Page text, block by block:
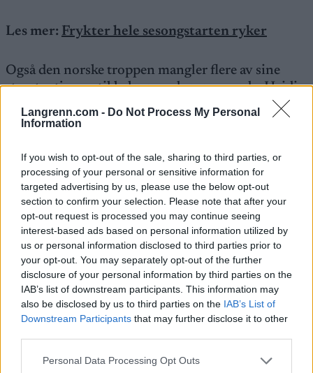
Langrenn.com - Do Not Process My Personal
Information
If you wish to opt-out of the sale, sharing to third parties, or
processing of your personal or sensitive information for
targeted advertising by us, please use the below opt-out
section to confirm your selection. Please note that after your
opt-out request is processed you may continue seeing
interest-based ads based on personal information utilized by
us or personal information disclosed to third parties prior to
your opt-out. You may separately opt-out of the further
disclosure of your personal information by third parties on the
IAB’s list of downstream participants. This information may
also be disclosed by us to third parties on the IAB’s List of
Downstream Participants that may further disclose it to other
Please note that this website/app uses one or more Google
Personal Data Processing Opt Outs
Les mer: Frykter hele sesongstarten ryker
Også den norske troppen mangler flere av sine
største stjerner til helgas verdenscuprunde, Heidi
Weng er en av dem.
Davos
På programmet i Davos står sprintstafett på fredag
13. desember, sprint på lørdag og 20 kilometer
klassisk med individuell start på søndag.
FAKTA: Verdenscup Davos
Hvem: Uttatte eliteløpere –Dette er Norges tropp
Hva:Verdenscup langrenn
Hvor:Davos, Sveits
Når:13. til 15. desember